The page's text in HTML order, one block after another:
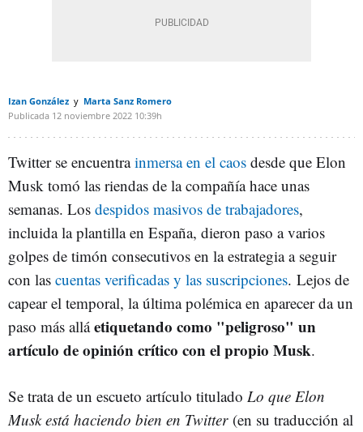
Izan González
Marta Sanz Romero
Publicada 12 noviembre 2022 10:39h
Twitter se encuentrainmersa en el caos desde que Elon
Musk tomó las riendas de la compañía hace unas
semanas. Los despidos masivos de trabajadores,
incluida la plantilla en España, dieron paso a varios
golpes de timón consecutivos en la estrategia a seguir
con las cuentas verificadas y las suscripciones. Lejos de
capear el temporal, la última polémica en aparecer da un
paso más alláetiquetando como "peligroso" un
artículo de opinión crítico con el propio Musk.
Se trata de un escueto artículo titulado Lo que Elon
Musk está haciendo bien en Twitter (en su traducción al